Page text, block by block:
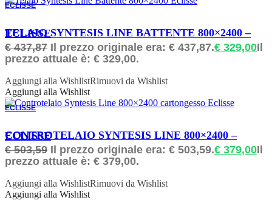
ECLISSE
ORDINABILE
TELAIO SYNTESIS LINE BATTENTE 800×2400 – ECLISSE
€437,87 Il prezzo originale era: € 437,87.€ 329,00Il
prezzo attuale è: € 329,00.
Aggiungi alla WishlistRimuovi da Wishlist
Aggiungi alla Wishlist
ECLISSE
ORDINABILE
CONTROTELAIO SYNTESIS LINE 800×2400 – ECLISSE
€503,59 Il prezzo originale era: € 503,59.€ 379,00Il
prezzo attuale è: € 379,00.
Aggiungi alla WishlistRimuovi da Wishlist
Aggiungi alla Wishlist